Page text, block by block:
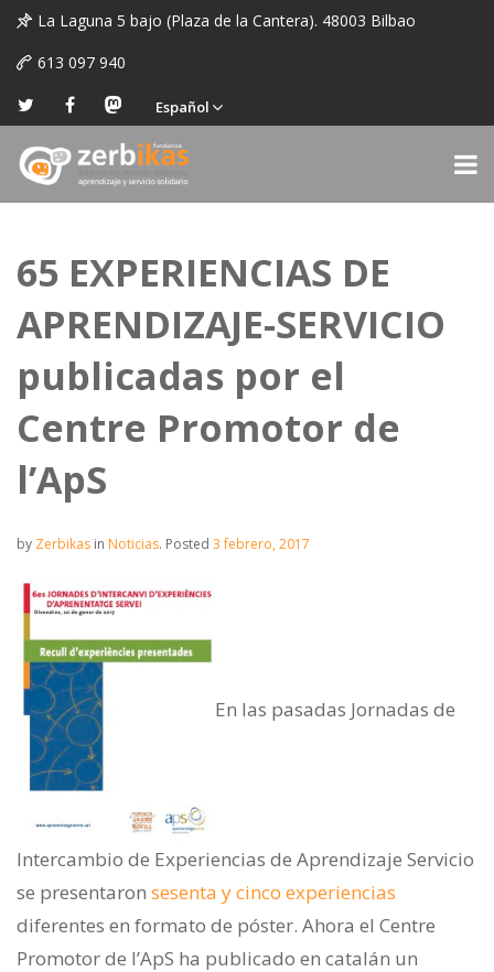
La Laguna 5 bajo (Plaza de la Cantera). 48003 Bilbao
613 097 940
Español
65 EXPERIENCIAS DE
APRENDIZAJE-SERVICIO
publicadas por el
Centre Promotor de
l’ApS
by Zerbikas in Noticias. Posted 3 febrero, 2017
En las pasadas Jornadas de
Intercambio de Experiencias de Aprendizaje Servicio
se presentaron sesenta y cinco experiencias
diferentes en formato de póster. Ahora el Centre
Promotor de l’ApS ha publicado en catalán un